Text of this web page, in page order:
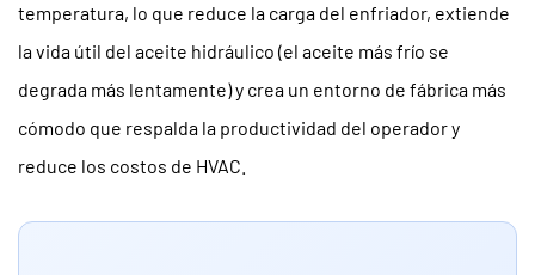
de
tonelaje
pequeño,
mediano
y
6
temperatura, lo que reduce la carga del enfriador, extiende
la vida útil del aceite hidráulico (el aceite más frío se
degrada más lentamente) y crea un entorno de fábrica más
cómodo que respalda la productividad del operador y
reduce los costos de HVAC.